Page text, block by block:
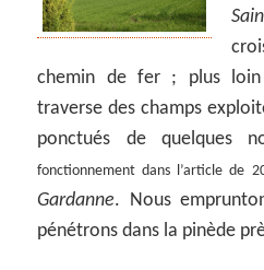
chemin de fer ; plus
traverse des champs
ponctués de quelques
fonctionnement dans l’article de
Gardanne. Nous
pénétrons dans la pinède